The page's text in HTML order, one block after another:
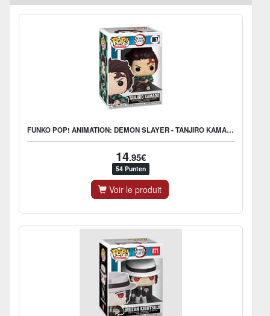
FUNKO POP! ANIMATION: DEMON SLAYER - TANJIRO KAMADO
14.95€
54 Punten
Voir le produit